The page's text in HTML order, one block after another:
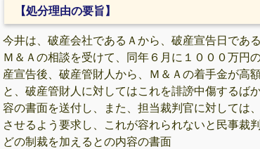
【処分理由の要旨】
今井は、破産会社であるＡから、破産宣告日であ
Ｍ＆Ａの相談を受けて、同年６月に１０００万円
産宣告後、破産管財人から、Ｍ＆Ａの着手金が高
と、破産管財人に対してはこれを誹謗中傷するば
容の書面を送付し、また、担当裁判官に対しては
させるよう要求し、これが容れられないと民事裁
どの制裁を加えるとの内容の書面